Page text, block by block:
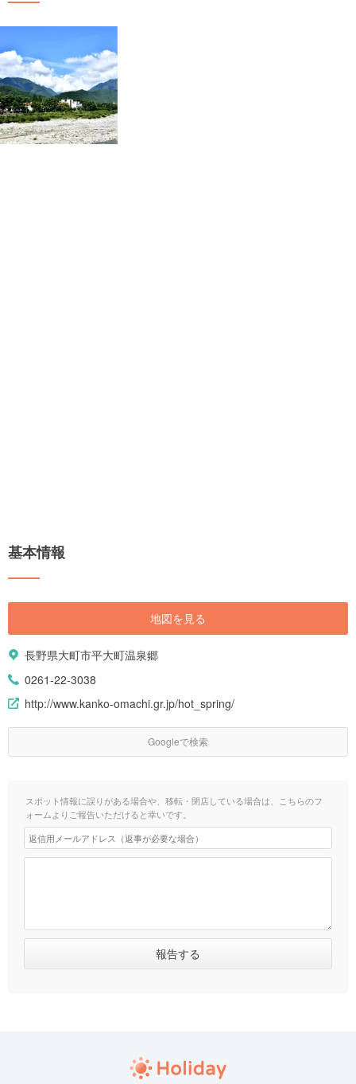
基本情報
地図を見る
長野県大町市平大町温泉郷
0261-22-3038
http://www.kanko-omachi.gr.jp/hot_spring/
Googleで検索
スポット情報に誤りがある場合や、移転・閉店している場合は、こちらのフ
ォームよりご報告いただけると幸いです。